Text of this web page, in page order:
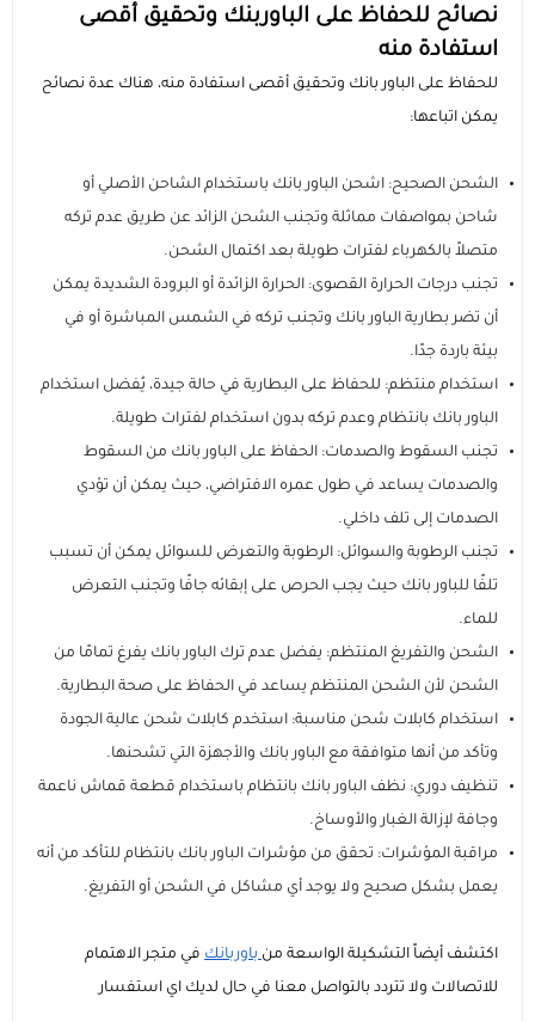
نصائح للحفاظ على الباوربنك وتحقيق أقصى
استفادة منه
للحفاظ على الباور بانك وتحقيق أقصى استفادة منه، هناك عدة نصائح
يمكن اتباعها:
الشحن الصحيح: اشحن الباور بانك باستخدام الشاحن الأصلي أو
شاحن بمواصفات مماثلة وتجنب الشحن الزائد عن طريق عدم تركه
متصلاً بالكهرباء لفترات طويلة بعد اكتمال الشحن.
تجنب درجات الحرارة القصوى: الحرارة الزائدة أو البرودة الشديدة يمكن
أن تضر بطارية الباور بانك وتجنب تركه في الشمس المباشرة أو في
بيئة باردة جدًا.
استخدام منتظم: للحفاظ على البطارية في حالة جيدة، يُفضل استخدام
الباور بانك بانتظام وعدم تركه بدون استخدام لفترات طويلة.
تجنب السقوط والصدمات: الحفاظ على الباور بانك من السقوط
والصدمات يساعد في طول عمره الافتراضي، حيث يمكن أن تؤدي
الصدمات إلى تلف داخلي.
تجنب الرطوبة والسوائل: الرطوبة والتعرض للسوائل يمكن أن تسبب
تلفًا للباور بانك حيث يجب الحرص على إبقائه جافًا وتجنب التعرض
للماء.
الشحن والتفريغ المنتظم: يفضل عدم ترك الباور بانك يفرغ تمامًا من
الشحن لأن الشحن المنتظم يساعد في الحفاظ على صحة البطارية.
استخدام كابلات شحن مناسبة: استخدم كابلات شحن عالية الجودة
وتأكد من أنها متوافقة مع الباور بانك والأجهزة التي تشحنها.
تنظيف دوري: نظف الباور بانك بانتظام باستخدام قطعة قماش ناعمة
وجافة لإزالة الغبار والأوساخ.
مراقبة المؤشرات: تحقق من مؤشرات الباور بانك بانتظام للتأكد من أنه
يعمل بشكل صحيح ولا يوجد أي مشاكل في الشحن أو التفريغ.
اكتشف أيضاً التشكيلة الواسعة منباوربانكفي متجر الاهتمام
للاتصالات ولا تتردد بالتواصل معنا في حال لديك اي استفسار